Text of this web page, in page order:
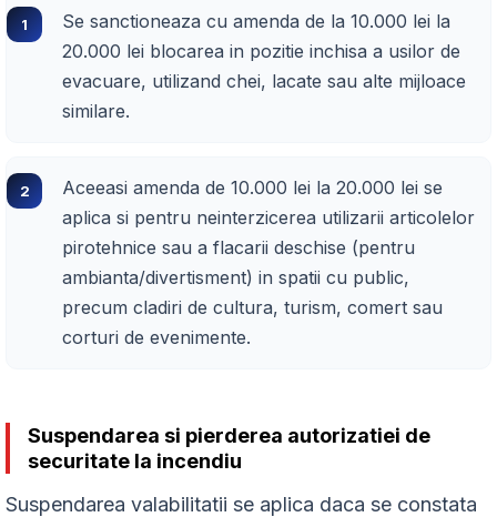
Se sanctioneaza cu amenda de la 10.000 lei la
20.000 lei blocarea in pozitie inchisa a usilor de
evacuare, utilizand chei, lacate sau alte mijloace
similare.
Aceeasi amenda de 10.000 lei la 20.000 lei se
aplica si pentru neinterzicerea utilizarii articolelor
pirotehnice sau a flacarii deschise (pentru
ambianta/divertisment) in spatii cu public,
precum cladiri de cultura, turism, comert sau
corturi de evenimente.
Suspendarea si pierderea autorizatiei de
securitate la incendiu
Suspendarea valabilitatii se aplica daca se constata